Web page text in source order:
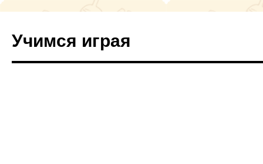
Учимся играя